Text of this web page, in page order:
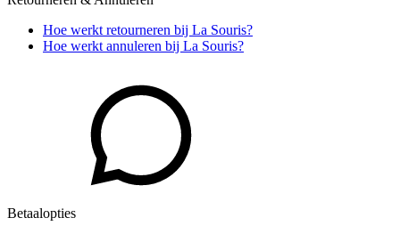
Hoe werkt retourneren bij La Souris?
Hoe werkt annuleren bij La Souris?
Betaalopties